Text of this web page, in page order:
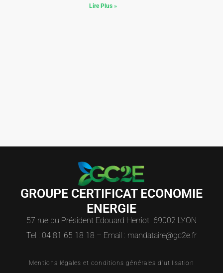
Lire Plus »
GROUPE CERTIFICAT ECONOMIE
ENERGIE
57 rue du Président Edouard Herriot 69002 LYON
Tel : 04 81 65 18 18 – Email : mandataire@gc2e.fr
Mentions légales et conditions générales d'utilisation